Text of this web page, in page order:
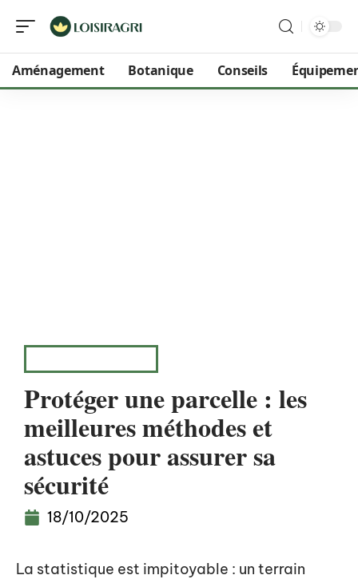
Aménagement Botanique Conseils
Protéger une parcelle : les
meilleures méthodes et
astuces pour assurer sa
sécurité
18/10/2025
La statistique est impitoyable : un terrain